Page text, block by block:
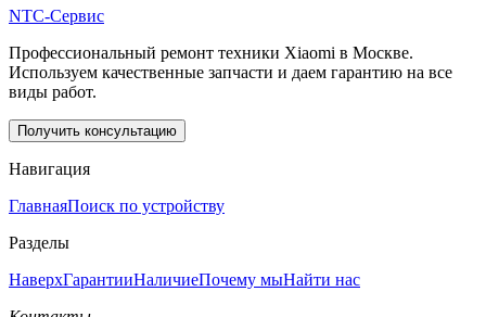
NTC-Сервис
Профессиональный ремонт техники Xiaomi в Москве.
Используем качественные запчасти и даем гарантию на все
виды работ.
Получить консультацию
Навигация
ГлавнаяПоиск по устройству
Разделы
НаверхГарантииНаличиеПочему мыНайти нас